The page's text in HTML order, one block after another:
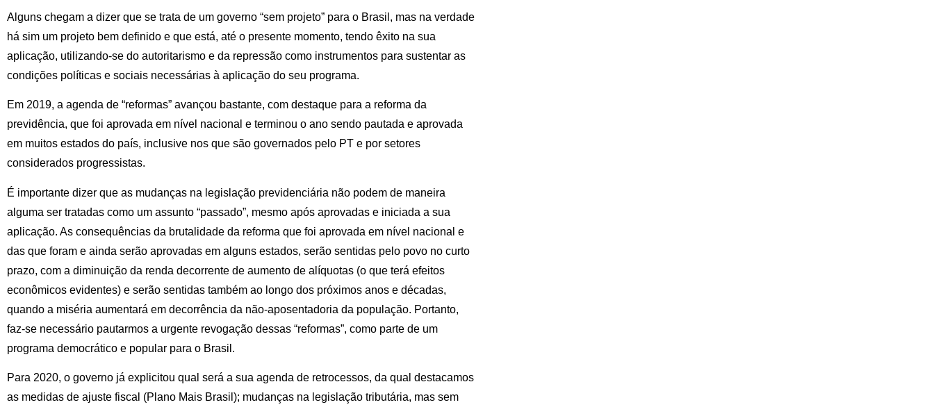
Alguns chegam a dizer que se trata de um governo “sem projeto” para o Brasil, mas na verdade
há sim um projeto bem definido e que está, até o presente momento, tendo êxito na sua
aplicação, utilizando-se do autoritarismo e da repressão como instrumentos para sustentar as
condições políticas e sociais necessárias à aplicação do seu programa.
Em 2019, a agenda de “reformas” avançou bastante, com destaque para a reforma da
previdência, que foi aprovada em nível nacional e terminou o ano sendo pautada e aprovada
em muitos estados do país, inclusive nos que são governados pelo PT e por setores
considerados progressistas.
É importante dizer que as mudanças na legislação previdenciária não podem de maneira
alguma ser tratadas como um assunto “passado”, mesmo após aprovadas e iniciada a sua
aplicação. As consequências da brutalidade da reforma que foi aprovada em nível nacional e
das que foram e ainda serão aprovadas em alguns estados, serão sentidas pelo povo no curto
prazo, com a diminuição da renda decorrente de aumento de alíquotas (o que terá efeitos
econômicos evidentes) e serão sentidas também ao longo dos próximos anos e décadas,
quando a miséria aumentará em decorrência da não-aposentadoria da população. Portanto,
faz-se necessário pautarmos a urgente revogação dessas “reformas”, como parte de um
programa democrático e popular para o Brasil.
Para 2020, o governo já explicitou qual será a sua agenda de retrocessos, da qual destacamos
as medidas de ajuste fiscal (Plano Mais Brasil); mudanças na legislação tributária, mas sem